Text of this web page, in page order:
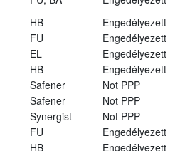
HB
Engedélyezett
FU
Engedélyezett
EL
Engedélyezett
HB
Engedélyezett
Safener
Not PPP
Safener
Not PPP
Synergist
Not PPP
FU
Engedélyezett
HB
Engedélyezett